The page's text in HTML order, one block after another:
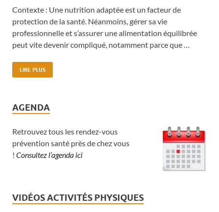
Contexte : Une nutrition adaptée est un facteur de
protection de la santé. Néanmoins, gérer sa vie
professionnelle et s’assurer une alimentation équilibrée
peut vite devenir compliqué, notamment parce que …
LIRE PLUS
AGENDA
Retrouvez tous les rendez-vous
prévention santé près de chez vous
! Consultez l’agenda ici
VIDÉOS ACTIVITÉS PHYSIQUES